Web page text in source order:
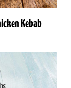
Kebab